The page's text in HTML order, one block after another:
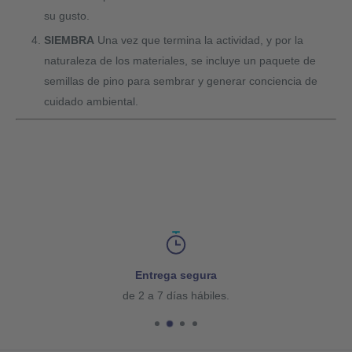
su gusto.
SIEMBRA Una vez que termina la actividad, y por la
naturaleza de los materiales, se incluye un paquete de
semillas de pino para sembrar y generar conciencia de
cuidado ambiental.